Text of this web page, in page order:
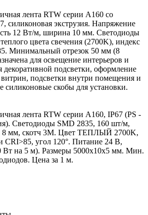
лента RTW серии A160 со
силиконовая экструзия. Напряжение
12 Вт/м, ширина 10 мм. Светодиоды
цвета свечения (2700K), индекс
Минимальный отрезок 50 мм (8
для освещение интерьеров и
декоративной подсветки, оформление
подсветки внутри помещения и
силиконовые скобы для установки.
лента RTW серии A160, IP67 (PS -
Светодиоды SMD 2835, 160 шт/м,
8 мм, скотч 3M. Цвет ТЕПЛЫЙ 2700K,
CRI>85, угол 120°. Питание 24 В,
Вт на 5 м). Размеры 5000x10x5 мм. Мин.
Цена за 1 м.